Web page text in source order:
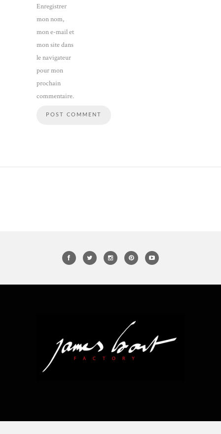
Enregistrer
mon nom,
mon e-mail et
mon site dans
le navigateur
pour mon
prochain
commentaire.